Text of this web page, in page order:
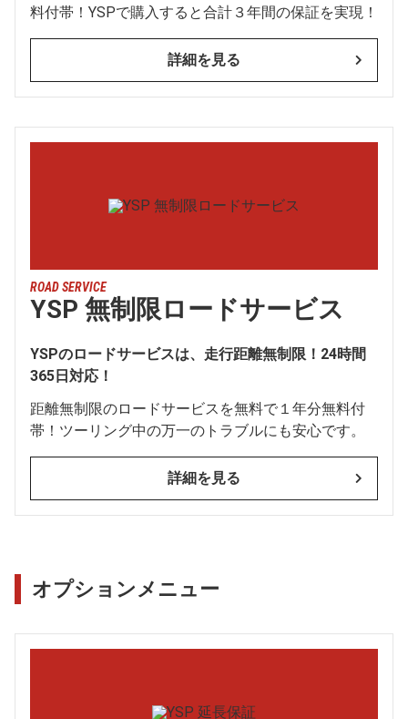
料付帯！YSPで購入すると合計３年間の保証を実現！
詳細を見る
ROAD SERVICE
YSP 無制限ロードサービス
YSPのロードサービスは、走行距離無制限！24時間
365日対応！
距離無制限のロードサービスを無料で１年分無料付
帯！ツーリング中の万一のトラブルにも安心です。
詳細を見る
オプションメニュー